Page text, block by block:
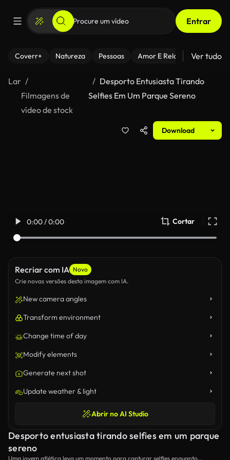
Entrar
Coverr+ Natureza Pessoas Amor E Relacionamentos
Ver tudo
Lar
Filmagens de
vídeo de stock
Desporto Entusiasta Tirando
Selfies Em Um Parque Sereno
Download
0:00 / 0:00 Cortar
Recriar com IA Novo
Crie novas versões desta imagem com IA.
New camera angles
Transform environment
Change time of day
Modify elements
Generate next shot
Update weather & light
Abrir no AI Studio
Desporto entusiasta tirando selfies em um parque
sereno
Uma jovem atlética leva um momento para capturar selfies enquanto